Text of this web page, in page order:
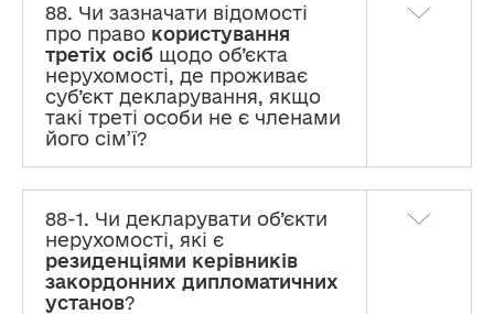
88. Чи зазначати відомості
про право користування
третіх осіб щодо об’єкта
нерухомості, де проживає
суб’єкт декларування, якщо
такі треті особи не є членами
його сім’ї?
88-1. Чи декларувати об’єкти
нерухомості, які є
резиденціями керівників
закордонних дипломатичних
установ?